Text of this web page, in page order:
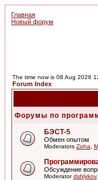
Главная
Новый форум
The time now is 08 Aug 2026
Forum Index
Форумы по
БЭСТ-5
Обмен опытом
Moderators Zoha
Обсуждение
Moderatordshlykov